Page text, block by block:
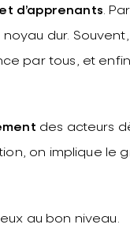
d’apprenants.
dur. Souvent,
par tous, et
des acteurs
on implique le
au bon niveau.